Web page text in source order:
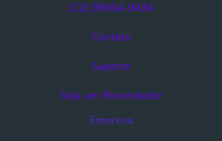
(12) 99664-9434
Contato
Suporte
Seja um Revendedor
Empresa